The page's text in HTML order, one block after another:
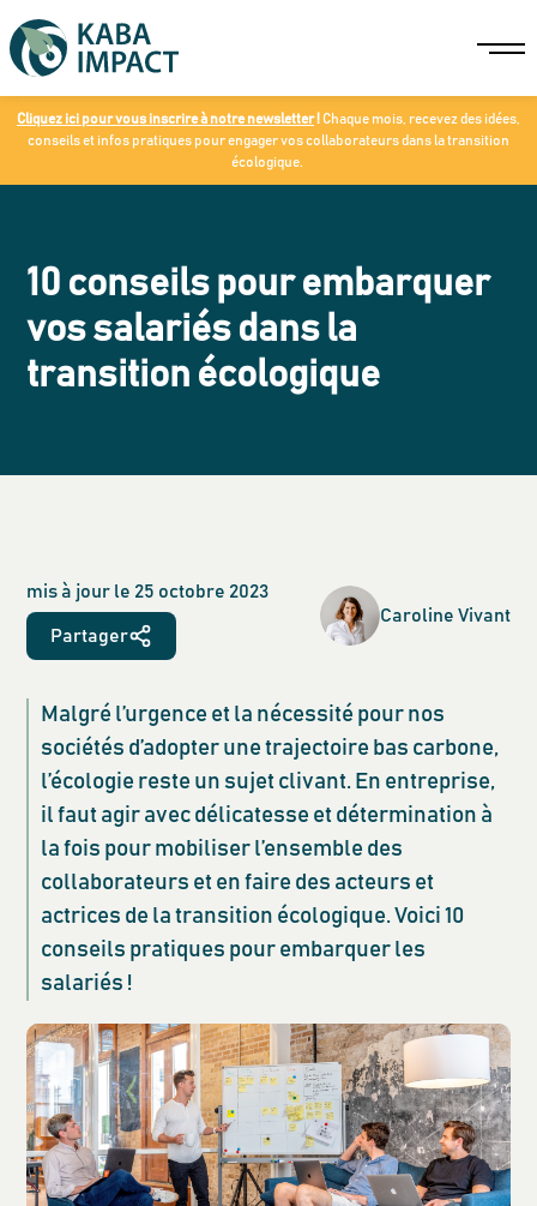
Cliquez ici pour vous inscrire à notre newsletter! Chaque mois, recevez des idées,
conseils et infos pratiques pour engager vos collaborateurs dans la transition
écologique.
10 conseils pour embarquer
vos salariés dans la
transition écologique
mis à jour le 25 octobre 2023
Partager
Caroline Vivant
Malgré l’urgence et la nécessité pour nos
sociétés d’adopter une trajectoire bas carbone,
l’écologie reste un sujet clivant. En entreprise,
il faut agir avec délicatesse et détermination à
la fois pour mobiliser l’ensemble des
collaborateurs et en faire des acteurs et
actrices de la transition écologique. Voici 10
conseils pratiques pour embarquer les
salariés !